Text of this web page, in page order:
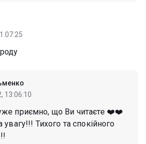
13:06:10
приємно, що Ви читаєте ❤️❤️
Тихого та спокійного